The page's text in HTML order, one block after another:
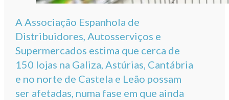
A Associação Espanhola de
Distribuidores, Autosserviços e
Supermercados estima que cerca de
150 lojas na Galiza, Astúrias, Cantábria
e no norte de Castela e Leão possam
ser afetadas, numa fase em que ainda